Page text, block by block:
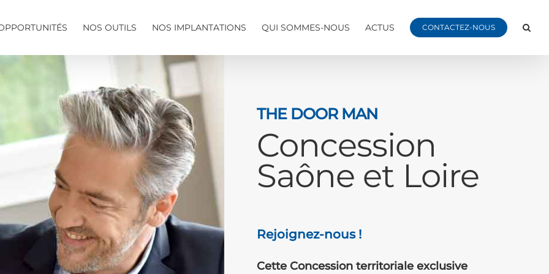
NOS OUTILS NOS IMPLANTATIONS QUI SOMMES-NOUS ACTUS CONTACTEZ-NOUS
THE DOOR MAN
Concession
Saône et Loire
Rejoignez-nous !
Cette Concession territoriale exclusive